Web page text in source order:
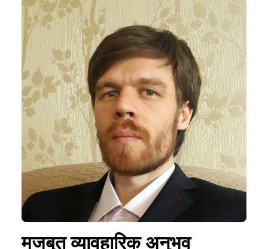
मजबूत व्यावहारिक अनुभव